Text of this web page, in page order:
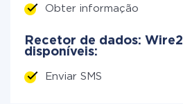
Obter informação
Recetor de dados:
disponíveis:
Enviar SMS